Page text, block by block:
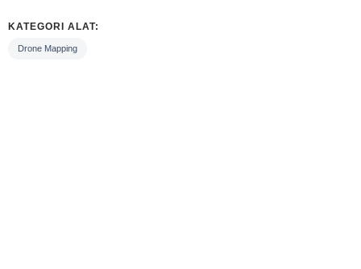
KATEGORI ALAT:
Drone Mapping